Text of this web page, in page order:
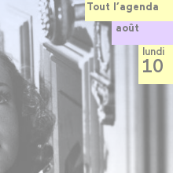
Tout l’agenda
août
lundi
10